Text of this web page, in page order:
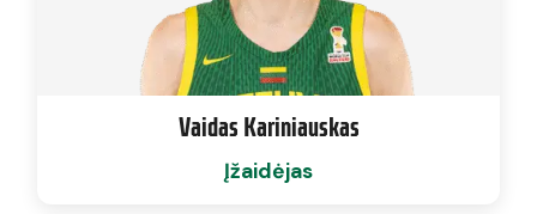
Vaidas Kariniauskas
Įžaidėjas